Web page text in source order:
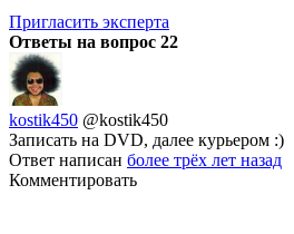
Пригласить эксперта
Ответы на вопрос 22
kostik450 @kostik450
Записать на DVD, далее курьером :)
Ответ написан более трёх лет назад
Комментировать